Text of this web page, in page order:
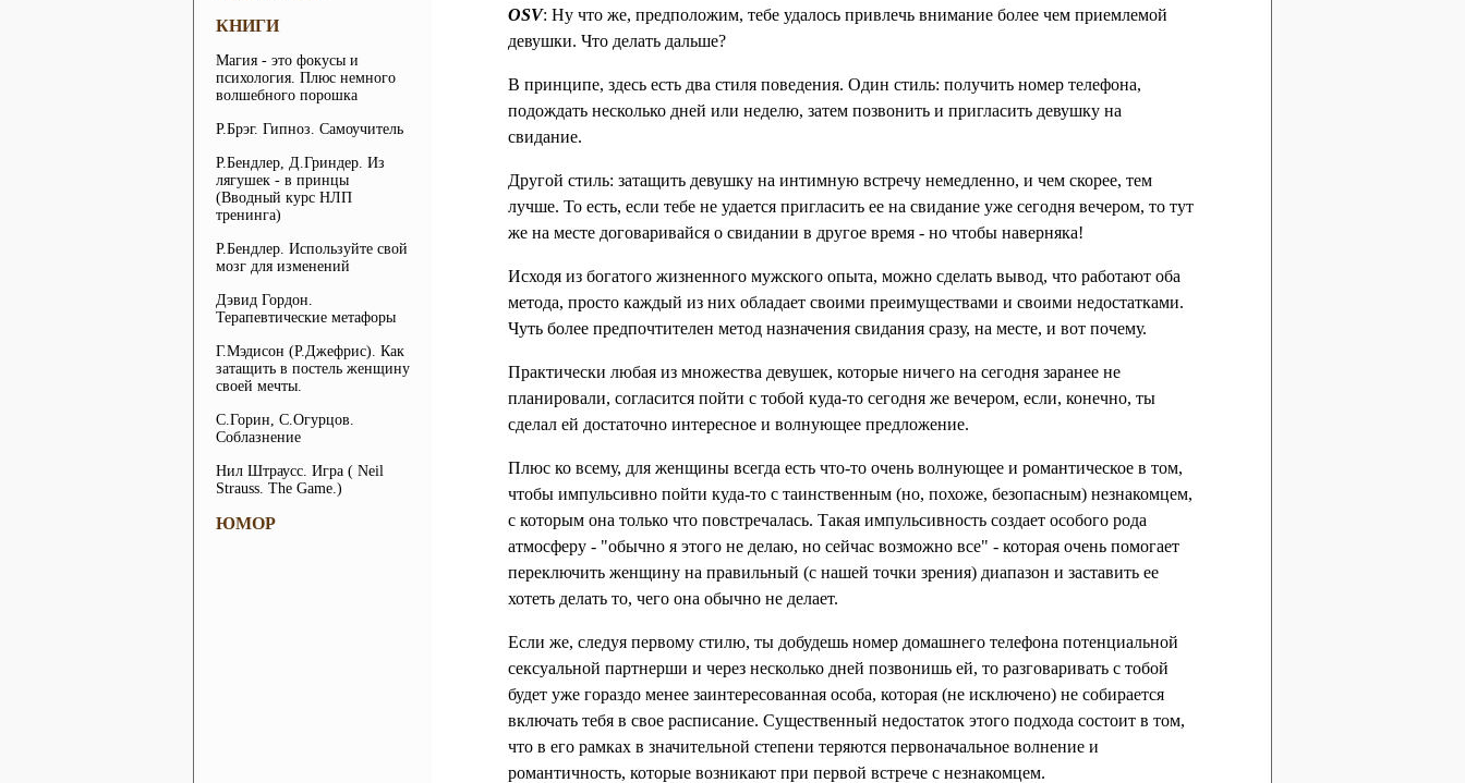
КНИГИ
Магия - это фокусы и
психология. Плюс немного
волшебного порошка
Р.Брэг. Гипноз. Самоучитель
Р.Бендлер, Д.Гриндер. Из
лягушек - в принцы
(Вводный курс НЛП
тренинга)
Р.Бендлер. Используйте свой
мозг для изменений
Дэвид Гордон.
Терапевтические метафоры
Г.Мэдисон (Р.Джефрис). Как
затащить в постель женщину
своей мечты.
С.Горин, С.Огурцов.
Соблазнение
Нил Штраусс. Игра ( Neil
Strauss. The Game.)
ЮМОР
OSV: Ну что же, предположим, тебе удалось привлечь внимание более чем приемлемой
девушки. Что делать дальше?
В принципе, здесь есть два стиля поведения. Один стиль: получить номер телефона,
подождать несколько дней или неделю, затем позвонить и пригласить девушку на
свидание.
Другой стиль: затащить девушку на интимную встречу немедленно, и чем скорее, тем
лучше. То есть, если тебе не удается пригласить ее на свидание уже сегодня вечером, то тут
же на месте договаривайся о свидании в другое время - но чтобы наверняка!
Исходя из богатого жизненного мужского опыта, можно сделать вывод, что работают оба
метода, просто каждый из них обладает своими преимуществами и своими недостатками.
Чуть более предпочтителен метод назначения свидания сразу, на месте, и вот почему.
Практически любая из множества девушек, которые ничего на сегодня заранее не
планировали, согласится пойти с тобой куда-то сегодня же вечером, если, конечно, ты
сделал ей достаточно интересное и волнующее предложение.
Плюс ко всему, для женщины всегда есть что-то очень волнующее и романтическое в том,
чтобы импульсивно пойти куда-то с таинственным (но, похоже, безопасным) незнакомцем,
с которым она только что повстречалась. Такая импульсивность создает особого рода
атмосферу - "обычно я этого не делаю, но сейчас возможно все" - которая очень помогает
переключить женщину на правильный (с нашей точки зрения) диапазон и заставить ее
хотеть делать то, чего она обычно не делает.
Если же, следуя первому стилю, ты добудешь номер домашнего телефона потенциальной
сексуальной партнерши и через несколько дней позвонишь ей, то разговаривать с тобой
будет уже гораздо менее заинтересованная особа, которая (не исключено) не собирается
включать тебя в свое расписание. Существенный недостаток этого подхода состоит в том,
что в его рамках в значительной степени теряются первоначальное волнение и
романтичность, которые возникают при первой встрече с незнакомцем.